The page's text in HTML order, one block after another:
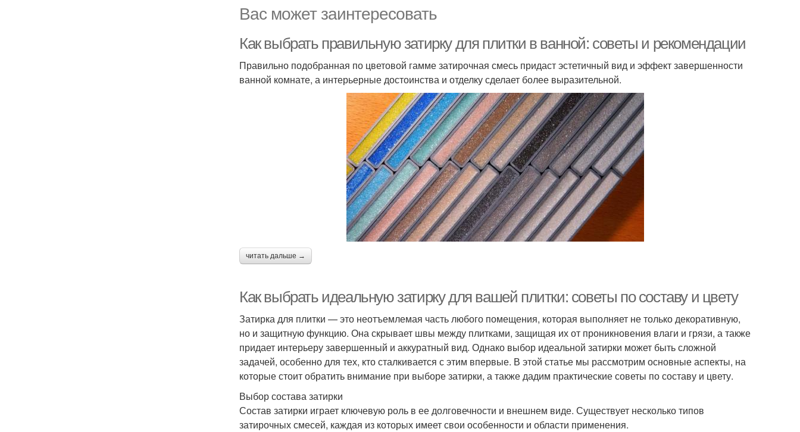
Вас может заинтересовать
Как выбрать правильную затирку для плитки в ванной: советы и рекомендации
Правильно подобранная по цветовой гамме затирочная смесь придаст эстетичный вид и эффект завершенности
ванной комнате, а интерьерные достоинства и отделку сделает более выразительной.
читать дальше →
Как выбрать идеальную затирку для вашей плитки: советы по составу и цвету
Затирка для плитки — это неотъемлемая часть любого помещения, которая выполняет не только декоративную,
но и защитную функцию. Она скрывает швы между плитками, защищая их от проникновения влаги и грязи, а также
придает интерьеру завершенный и аккуратный вид. Однако выбор идеальной затирки может быть сложной
задачей, особенно для тех, кто сталкивается с этим впервые. В этой статье мы рассмотрим основные аспекты, на
которые стоит обратить внимание при выборе затирки, а также дадим практические советы по составу и цвету.
Выбор состава затирки
Состав затирки играет ключевую роль в ее долговечности и внешнем виде. Существует несколько типов
затирочных смесей, каждая из которых имеет свои особенности и области применения.